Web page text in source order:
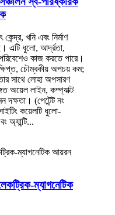
খনি এবং নির্মাণ
এটি ধুলো, আর্দ্রতা,
কাজ করতে পারে।
চৌম্বকীয় অপচয় কম;
সাথে লোহা অপসারণ
অয়েল লাইন, কম্প্যাক্ট
দক্ষতা। (পেটেন্ট নং
কয়েলটি ধুলো-
অ্যান্টি...
ম্যাগনেটিক